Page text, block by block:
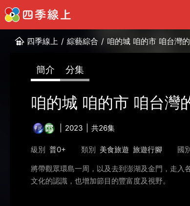
四季線上 / 綜藝綜合 / 咱的城 咱的市 咱台灣
簡介 分集
咱的城 咱的市 咱台灣
2023 共26集
級別 普0+ 類別 美食旅遊 旅遊行腳 國
將帶觀眾環島一周，以及去到澎湖及金門，走
文化的認識，也增加節目的豐富度及視野。